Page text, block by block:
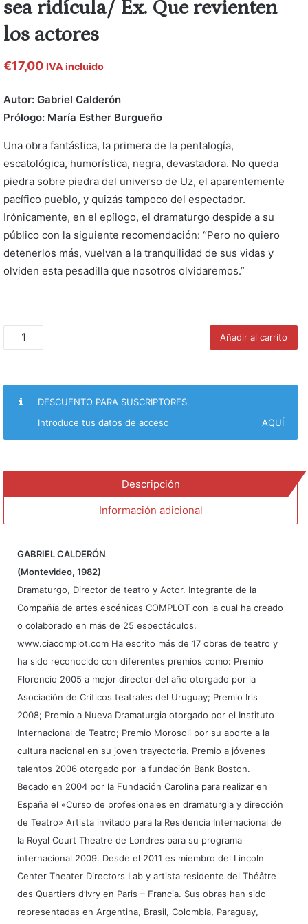
sea ridícula/ Ex. Que revienten
los actores
€17,00 IVA incluido
Autor: Gabriel Calderón
Prólogo: María Esther Burgueño
Una obra fantástica, la primera de la pentalogía,
escatológica, humorística, negra, devastadora. No queda
piedra sobre piedra del universo de Uz, el aparentemente
pacífico pueblo, y quizás tampoco del espectador.
Irónicamente, en el epílogo, el dramaturgo despide a su
público con la siguiente recomendación: “Pero no quiero
detenerlos más, vuelvan a la tranquilidad de sus vidas y
olviden esta pesadilla que nosotros olvidaremos.”
El
Tal
cantidad
Añadir al carrito
DESCUENTO PARA SUSCRIPTORES.
Introduce tus datos de acceso
AQUÍ
Descripción
Información adicional
GABRIEL CALDERÓN
(Montevideo, 1982)
Dramaturgo, Director de teatro y Actor. Integrante de la
Compañía de artes escénicas COMPLOT con la cual ha creado
o colaborado en más de 25 espectáculos.
www.ciacomplot.com Ha escrito más de 17 obras de teatro y
ha sido reconocido con diferentes premios como: Premio
Florencio 2005 a mejor director del año otorgado por la
Asociación de Críticos teatrales del Uruguay; Premio Iris
2008; Premio a Nueva Dramaturgia otorgado por el Instituto
Internacional de Teatro; Premio Morosoli por su aporte a la
cultura nacional en su joven trayectoria. Premio a jóvenes
talentos 2006 otorgado por la fundación Bank Boston.
Becado en 2004 por la Fundación Carolina para realizar en
España el «Curso de profesionales en dramaturgia y dirección
de Teatro» Artista invitado para la Residencia Internacional de
la Royal Court Theatre de Londres para su programa
internacional 2009. Desde el 2011 es miembro del Lincoln
Center Theater Directors Lab y artista residente del Théâtre
des Quartiers d’Ivry en Paris – Francia. Sus obras han sido
representadas en Argentina, Brasil, Colombia, Paraguay,